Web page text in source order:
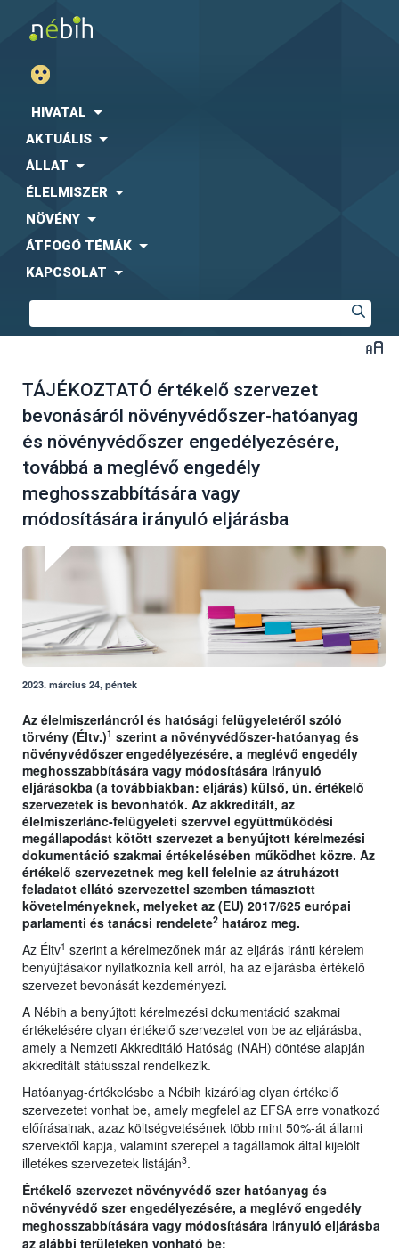
HIVATAL
AKTUÁLIS
ÁLLAT
ÉLELMISZER
NÖVÉNY
ÁTFOGÓ TÉMÁK
KAPCSOLAT
TÁJÉKOZTATÓ értékelő szervezet
bevonásáról növényvédőszer-hatóanyag
és növényvédőszer engedélyezésére,
továbbá a meglévő engedély
meghosszabbítására vagy
módosítására irányuló eljárásba
2023. március 24, péntek
Az élelmiszerláncról és hatósági felügyeletéről szóló
törvény (Éltv.)1 szerint a növényvédőszer-hatóanyag és
növényvédőszer engedélyezésére, a meglévő engedély
meghosszabbítására vagy módosítására irányuló
eljárásokba (a továbbiakban: eljárás) külső, ún. értékelő
szervezetek is bevonhatók. Az akkreditált, az
élelmiszerlánc-felügyeleti szervvel együttműködési
megállapodást kötött szervezet a benyújtott kérelmezési
dokumentáció szakmai értékelésében működhet közre. Az
értékelő szervezetnek meg kell felelnie az átruházott
feladatot ellátó szervezettel szemben támasztott
követelményeknek, melyeket az (EU) 2017/625 európai
parlamenti és tanácsi rendelete2 határoz meg.
Az Éltv1 szerint a kérelmezőnek már az eljárás iránti kérelem
benyújtásakor nyilatkoznia kell arról, ha az eljárásba értékelő
szervezet bevonását kezdeményezi.
A Nébih a benyújtott kérelmezési dokumentáció szakmai
értékelésére olyan értékelő szervezetet von be az eljárásba,
amely a Nemzeti Akkreditáló Hatóság (NAH) döntése alapján
akkreditált státusszal rendelkezik.
Hatóanyag-értékelésbe a Nébih kizárólag olyan értékelő
szervezetet vonhat be, amely megfelel az EFSA erre vonatkozó
előírásainak, azaz költségvetésének több mint 50%-át állami
szervektől kapja, valamint szerepel a tagállamok által kijelölt
illetékes szervezetek listáján3.
Értékelő szervezet növényvédő szer hatóanyag és
növényvédő szer engedélyezésére, a meglévő engedély
meghosszabbítására vagy módosítására irányuló eljárásba
az alábbi területeken vonható be: